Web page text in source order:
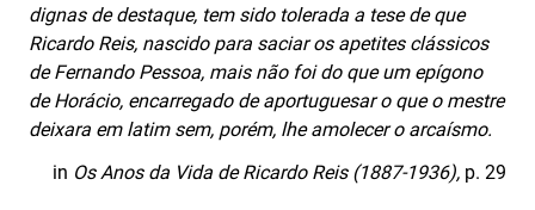
dignas de destaque, tem sido tolerada a tese de que
Ricardo Reis, nascido para saciar os apetites clássicos
de Fernando Pessoa, mais não foi do que um epígono
de Horácio, encarregado de aportuguesar o que o mestre
deixara em latim sem, porém, lhe amolecer o arcaísmo.
in Os Anos da Vida de Ricardo Reis (1887-1936), p. 29